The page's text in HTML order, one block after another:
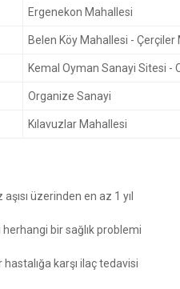
Ergenekon Mahallesi
Belen Köy Mahallesi - Çerçiler
Kemal Oyman Sanayi Sitesi -
Organize Sanayi
Kılavuzlar Mahallesi
üzerinden en az 1 yıl
herhangi bir sağlık problemi
karşı ilaç tedavisi